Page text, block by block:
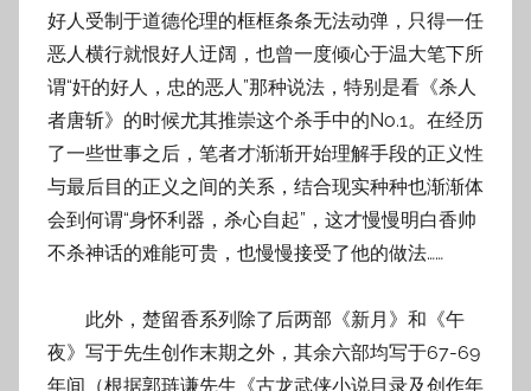
好人受制于道德伦理的框框条条无法动弹，只得一任
恶人横行就恨好人迂阔，也曾一度倾心于温大笔下所
谓“奸的好人，忠的恶人”那种说法，特别是看《杀人
者唐斩》的时候尤其推崇这个杀手中的No.1。在经历
了一些世事之后，笔者才渐渐开始理解手段的正义性
与最后目的正义之间的关系，结合现实种种也渐渐体
会到何谓“身怀利器，杀心自起”，这才慢慢明白香帅
不杀神话的难能可贵，也慢慢接受了他的做法……
此外，楚留香系列除了后两部《新月》和《午
夜》写于先生创作末期之外，其余六部均写于67-69
年间（根据郭琏谦先生《古龙武侠小说目录及创作年